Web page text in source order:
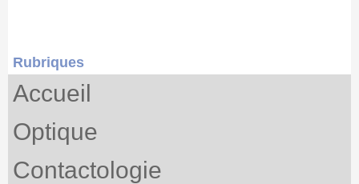
Rubriques
Accueil
Optique
Contactologie